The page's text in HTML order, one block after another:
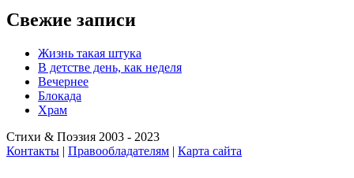
Свежие записи
Жизнь такая штука
В детстве день, как неделя
Вечернее
Блокада
Храм
Стихи & Поэзия 2003 - 2023
Контакты | Правообладателям | Карта сайта